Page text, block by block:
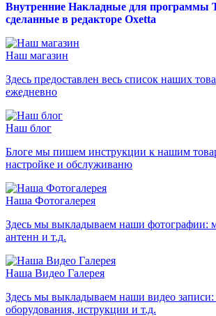
Внутренние Накладные для программы
сделанные в редакторе Oxetta
Наш магазин
Здесь предоставлен весь список наших
ежедневно
Наш блог
Блоге мы пишем инструкции к нашим
настройке и обслуживаню
Наша Фотогалерея
Здесь мы выкладываем наши фотографии:
антенн и т.д.
Наша Видео Галерея
Здесь мы выкладываем наши видео записи:
оборудования, иструкции и т.д.